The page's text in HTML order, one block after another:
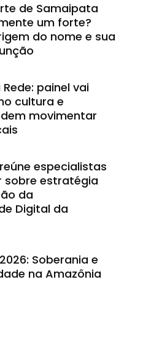
de Samaipata
um forte?
do nome e sua
Rede: painel vai
cultura e
movimentar
especialistas
sobre estratégia
da
Digital da
Soberania e
na Amazônia